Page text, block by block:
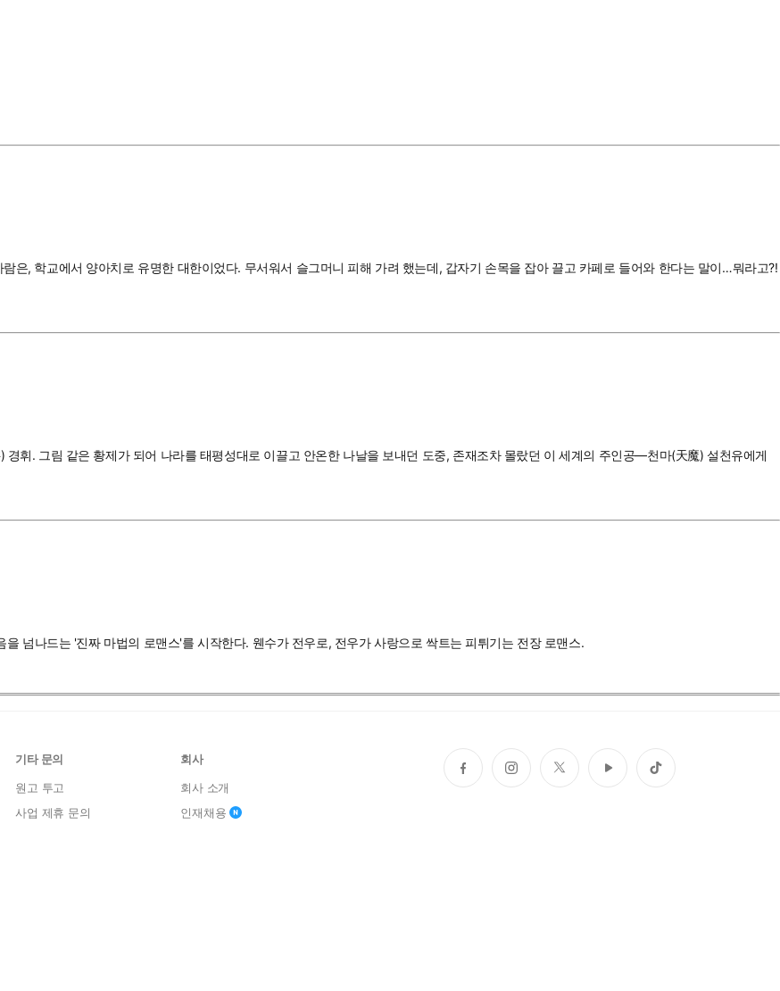
은, 학교에서 양아치로 유명한 대한이었다. 무서워서 슬그머니 피해 가려 했는데, 갑자기 손목을 잡아 끌고 카페로 들어와 한다는 말이…뭐라고?!
휘. 그림 같은 황제가 되어 나라를 태평성대로 이끌고 안온한 나날을 보내던 도중, 존재조차 몰랐던 이 세계의 주인공—천마(天魔) 설천유에게
넘나드는 '진짜 마법의 로맨스'를 시작한다. 웬수가 전우로, 전우가 사랑으로 싹트는 피튀기는 전장 로맨스.
기타 문의
원고 투고
사업 제휴 문의
회사
회사 소개
인재채용
페
이
인
스
트
위
유
튜
틱
톡